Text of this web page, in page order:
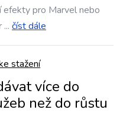
efekty pro Marvel nebo
... číst dále
stažení
více do
než do růstu